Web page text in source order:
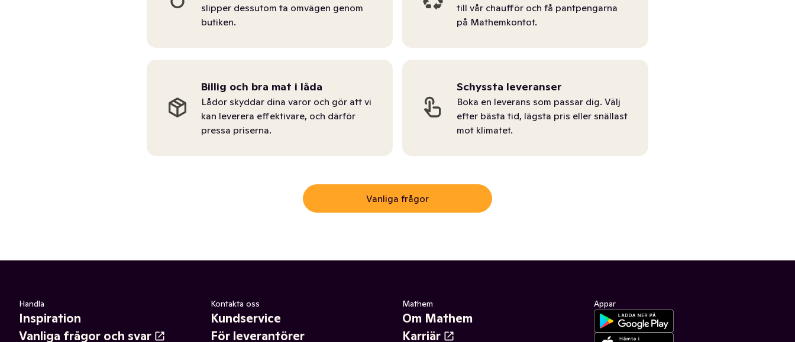
slipper dessutom ta omvägen genom
butiken.
till vår chaufför och få pantpengarna
på Mathemkontot.
Billig och bra mat i låda
Lådor skyddar dina varor och gör att vi
kan leverera effektivare, och därför
pressa priserna.
Schyssta leveranser
Boka en leverans som passar dig. Välj
efter bästa tid, lägsta pris eller snällast
mot klimatet.
Vanliga frågor
Handla
Inspiration
Vanliga frågor och svar
Kontakta oss
Kundservice
För leverantörer
Mathem
Om Mathem
Karriär
Appar